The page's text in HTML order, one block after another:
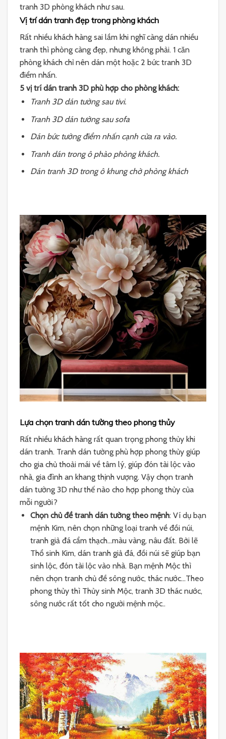
tranh 3D phòng khách như sau.
Vị trí dán tranh đẹp trong phòng khách
Rất nhiều khách hàng sai lầm khi nghĩ càng dán nhiều
tranh thì phòng càng đẹp, nhưng không phải. 1 căn
phòng khách chỉ nên dán một hoặc 2 bức tranh 3D
điểm nhấn.
5 vị trí dán tranh 3D phù hợp cho phòng khách:
Tranh 3D dán tường sau tivi.
Tranh 3D dán tường sau sofa
Dán bức tường điểm nhấn cạnh cửa ra vào.
Tranh dán trong ô phào phòng khách.
Dán tranh 3D trong ô khung chờ phòng khách
Lựa chọn tranh dán tường theo phong thủy
Rất nhiều khách hàng rất quan trọng phong thủy khi
dán tranh. Tranh dán tường phù hợp phong thủy giúp
cho gia chủ thoải mái về tâm lý, giúp đón tài lộc vào
nhà, gia đình an khang thịnh vượng. Vậy chọn tranh
dán tường 3D như thế nào cho hợp phong thủy của
mỗi người?
Chọn chủ đề tranh dán tường theo mệnh: Ví dụ bạn
mệnh Kim, nên chọn những loại tranh về đồi núi,
tranh giả đá cẩm thạch…màu vàng, nâu đất. Bởi lẽ
Thổ sinh Kim, dán tranh giả đá, đồi núi sẽ giúp bạn
sinh lộc, đón tài lộc vào nhà. Bạn mệnh Mộc thì
nên chọn tranh chủ đề sông nước, thác nước…Theo
phong thủy thì Thủy sinh Mộc, tranh 3D thác nước,
sông nước rất tốt cho người mệnh mộc..